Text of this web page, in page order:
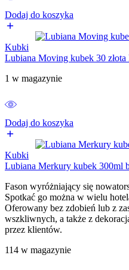
Dodaj do koszyka
Kubki
Lubiana Moving kubek 30 złota
1 w magazynie
Dodaj do koszyka
Kubki
Lubiana Merkury kubek 300ml
Fason wyróżniający się
Spotkać go można w wielu
Oferowany bez zdobień lub z
wszkliwnych, a także z
przez klientów.
114 w magazynie